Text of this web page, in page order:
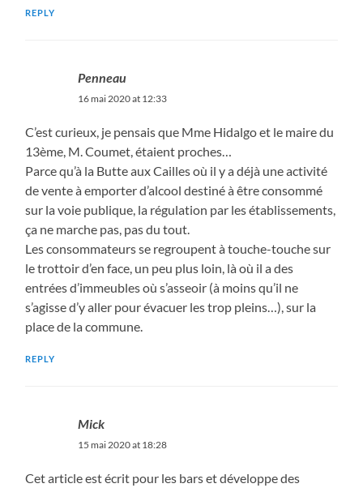
REPLY
Penneau
16 mai 2020 at 12:33
C’est curieux, je pensais que Mme Hidalgo et le maire du
13ème, M. Coumet, étaient proches…
Parce qu’à la Butte aux Cailles où il y a déjà une activité
de vente à emporter d’alcool destiné à être consommé
sur la voie publique, la régulation par les établissements,
ça ne marche pas, pas du tout.
Les consommateurs se regroupent à touche-touche sur
le trottoir d’en face, un peu plus loin, là où il a des
entrées d’immeubles où s’asseoir (à moins qu’il ne
s’agisse d’y aller pour évacuer les trop pleins…), sur la
place de la commune.
REPLY
Mick
15 mai 2020 at 18:28
Cet article est écrit pour les bars et développe des